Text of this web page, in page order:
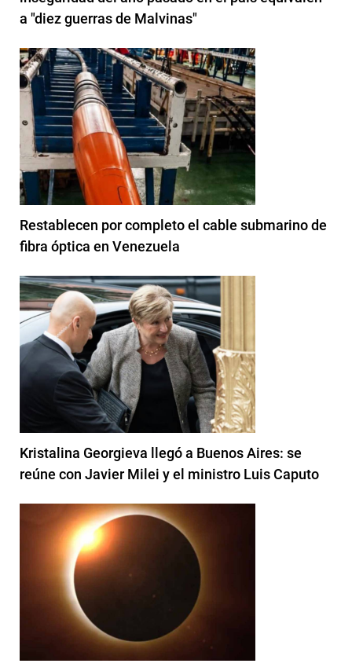
a "diez guerras de Malvinas"
Restablecen por completo el cable submarino de
fibra óptica en Venezuela
Kristalina Georgieva llegó a Buenos Aires: se
reúne con Javier Milei y el ministro Luis Caputo